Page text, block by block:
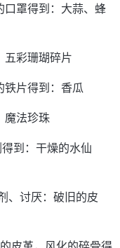
口罩得到：大蒜、蜂
五彩珊瑚碎片
铁片得到：香瓜
魔法珍珠
到：干燥的水仙
、讨厌：破旧的皮